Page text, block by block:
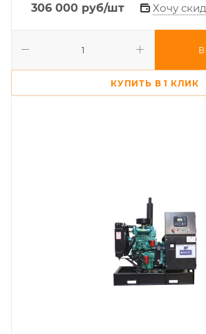
306 000 руб/шт Хочу
КУПИТЬ В 1 КЛИК